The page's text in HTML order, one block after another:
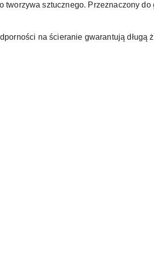
tworzywa sztucznego. Przeznaczony do
na ścieranie gwarantują długą